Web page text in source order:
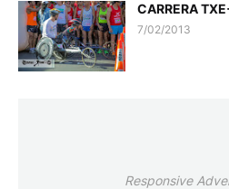
CARRERA
7/02/2013
Responsive